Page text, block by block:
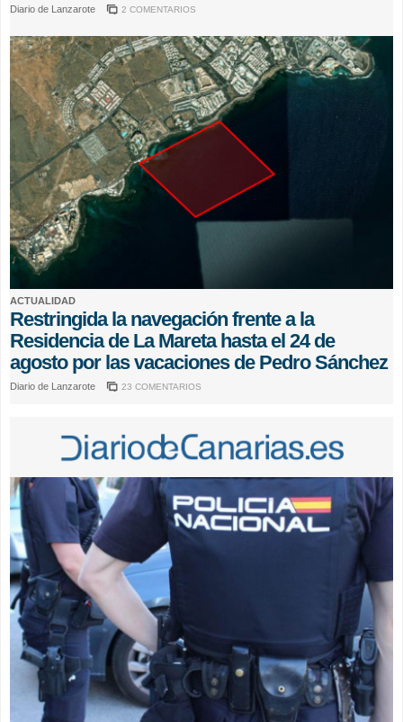
Diario de Lanzarote 2 COMENTARIOS
ACTUALIDAD
Restringida la navegación frente a la
Residencia de La Mareta hasta el 24 de
agosto por las vacaciones de Pedro Sánchez
Diario de Lanzarote 23 COMENTARIOS